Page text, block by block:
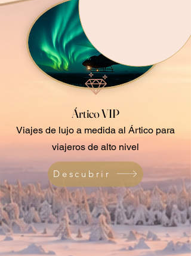
Ártico VIP
Viajes de lujo a medida al Ártico para
viajeros de alto nivel
Descubrir